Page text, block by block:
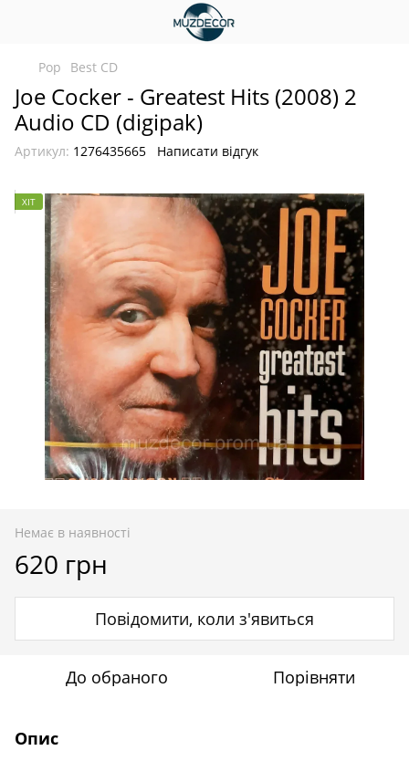
Pop Best CD
Joe Cocker - Greatest Hits (2008) 2
Audio CD (digipak)
Артикул: 1276435665 Написати відгук
ХІТ
Немає в наявності
620 грн
Повідомити, коли з'явиться
До обраного Порівняти
Опис